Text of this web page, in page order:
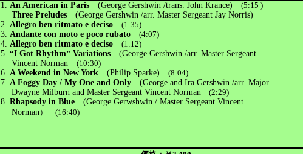
1.An American in Paris (George Gershwin /trans. John Krance)(5:15 )
Three Preludes(George Gershwin /arr. Master Sergeant Jay Norris)
2.Allegro ben ritmato e deciso
(1:35)
3.Andante con moto e poco rubato
(4:07)
4.Allegro ben ritmato e deciso
(1:12)
5.“I Got Rhythm” Variations (George Gershwin /arr. Master Sergeant
Vincent Norman(10:30)
6.A Weekend in New York(Philip Sparke)
(8:04)
7.A Foggy Day / My One and Only (George and Ira Gershwin /arr. Major
Dwayne Milburn and Master Sergeant Vincent Norman (2:29)
8.Rhapsody in Blue (George Gerwshwin / Master Sergeant Vincent
Norman） (16:40)